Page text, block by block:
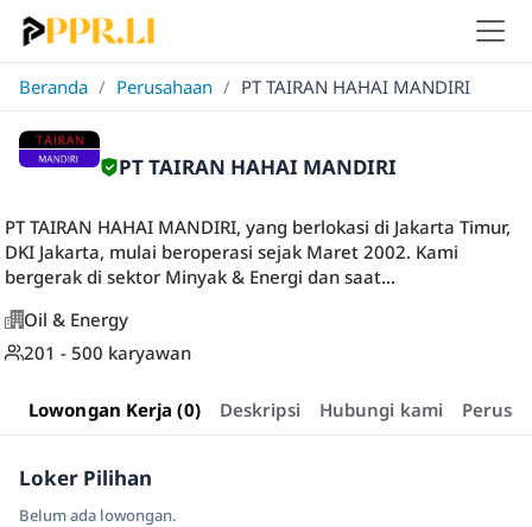
Beranda / Perusahaan / PT TAIRAN HAHAI MANDIRI
PT TAIRAN HAHAI MANDIRI
PT TAIRAN HAHAI MANDIRI, yang berlokasi di Jakarta Timur,
DKI Jakarta, mulai beroperasi sejak Maret 2002. Kami
bergerak di sektor Minyak & Energi dan saat...
Oil & Energy
201 - 500 karyawan
Lowongan Kerja (0) Deskripsi Hubungi kami
Loker Pilihan
Belum ada lowongan.